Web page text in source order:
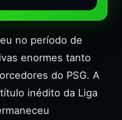
no período de
enormes tanto
do PSG. A
inédito da Liga